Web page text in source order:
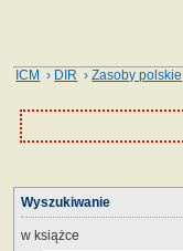
ICM › DIR ›Zasoby polskie
Wyszukiwanie
w książce